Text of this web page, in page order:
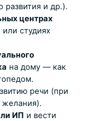
развития и др.).
центрах
студиях
на дому — как
речи (при
желания).
ИП и вести